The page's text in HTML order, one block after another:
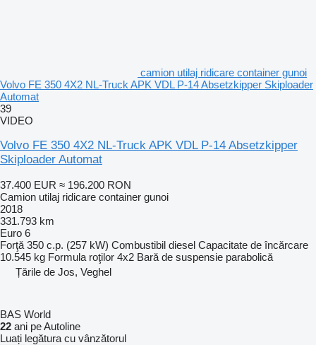
camion utilaj ridicare container gunoi
Volvo FE 350 4X2 NL-Truck APK VDL P-14 Absetzkipper Skiploader
Automat
39
VIDEO
Volvo FE 350 4X2 NL-Truck APK VDL P-14 Absetzkipper
Skiploader Automat
37.400 EUR ≈ 196.200 RON
Camion utilaj ridicare container gunoi
2018
331.793 km
Euro 6
Forţă 350 c.p. (257 kW) Combustibil diesel Capacitate de încărcare
10.545 kg Formula roţilor 4x2 Bară de suspensie parabolică
Țările de Jos, Veghel
BAS World
22 ani pe Autoline
Luați legătura cu vânzătorul